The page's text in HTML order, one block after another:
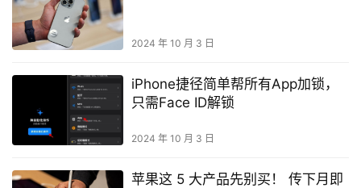
2024 年 10 月 3 日
iPhone捷径简单帮所有App加锁，
只需Face ID解锁
2024 年 10 月 3 日
苹果这 5 大产品先别买！ 传下月即